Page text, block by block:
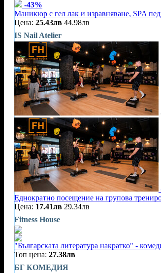
-43%
Маникюр с гел лак и изравняване, SPA
Цена: 25.43лв 44.98лв
IS Nail Atelier
Еднократно посещение на групова
Цена: 17.41лв 29.34лв
Fitness House
"Българската литература накратко" -
Топ цена: 27.38лв
БГ КОМЕДИЯ